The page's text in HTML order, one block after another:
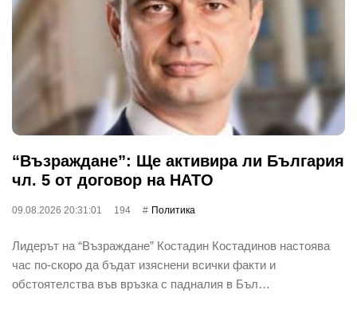
“Възраждане”: Ще активира ли България
чл. 5 от договор на НАТО
09.08.2026 20:31:01 194 Политика
Лидерът на “Възраждане” Костадин Костадинов настоява
час по-скоро да бъдат изяснени всички факти и
обстоятелства във връзка с падналия в Бъл…